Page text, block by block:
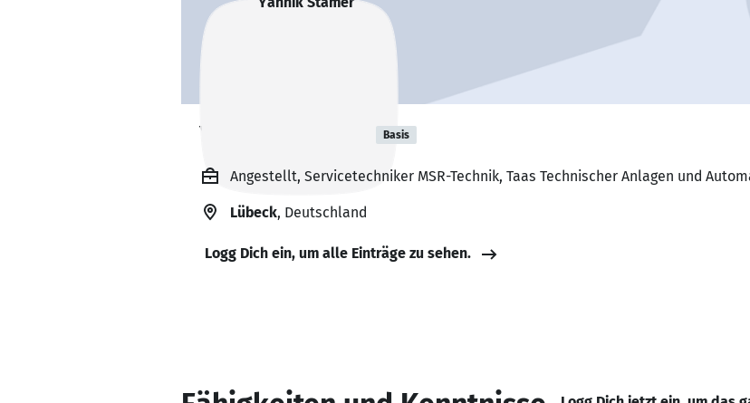
Yannik Stamer Basis
Angestellt, Servicetechniker MSR-Technik, Taas Technischer Anlagen und
Lübeck, Deutschland
Logg Dich ein, um alle Einträge zu sehen.